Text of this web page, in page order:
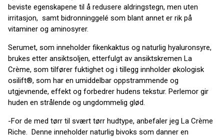
beviste egenskapene til å redusere aldringstegn, men uten
irritasjon, samt bidronninggelé som blant annet er rik på
vitaminer og aminosyrer.
Serumet, som inneholder fikenkaktus og naturlig hyaluronsyre,
brukes etter ansiktsoljen, etterfulgt av ansiktskremen La
Crème, som tilfører fuktighet og i tillegg innholder økologisk
osilift®, som har en umiddelbar oppstrammende og
utgjevnende, effekt og forbedrer hudens tekstur. Perlemor gir
huden en strålende og ungdommelig glød.
-For de med tørr til svært tørr hudtype, anbefaler jeg La Crème
Riche. Denne inneholder naturlig bivoks som danner en